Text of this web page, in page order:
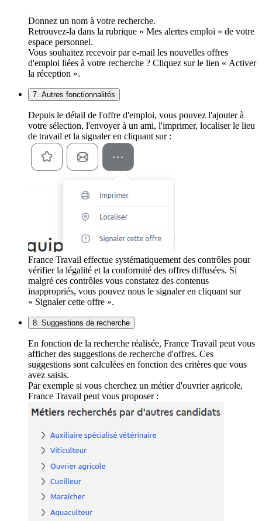
Donnez un nom à votre recherche.
Retrouvez-la dans la rubrique « Mes alertes emploi » de votre
espace personnel.
Vous souhaitez recevoir par e-mail les nouvelles offres
d'emploi liées à votre recherche ? Cliquez sur le lien « Activer
la réception ».
7. Autres fonctionnalités
Depuis le détail de l'offre d'emploi, vous pouvez l'ajouter à
votre sélection, l'envoyer à un ami, l'imprimer, localiser le lieu
de travail et la signaler en cliquant sur :
France Travail effectue systématiquement des contrôles pour
vérifier la légalité et la conformité des offres diffusées. Si
malgré ces contrôles vous constatez des contenus
inappropriés, vous pouvez nous le signaler en cliquant sur
« Signaler cette offre ».
8. Suggestions de recherche
En fonction de la recherche réalisée, France Travail peut vous
afficher des suggestions de recherche d'offres. Ces
suggestions sont calculées en fonction des critères que vous
avez saisis.
Par exemple si vous cherchez un métier d'ouvrier agricole,
France Travail peut vous proposer :